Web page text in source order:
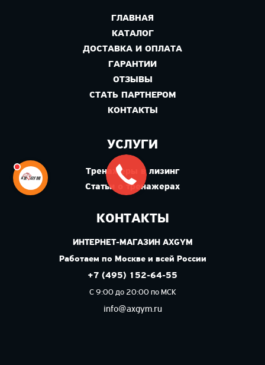
ГЛАВНАЯ
КАТАЛОГ
ДОСТАВКА И ОПЛАТА
ГАРАНТИИ
ОТЗЫВЫ
СТАТЬ ПАРТНЕРОМ
КОНТАКТЫ
УСЛУГИ
Тренажеры в лизинг
Статьи о тренажерах
КОНТАКТЫ
ИНТЕРНЕТ-МАГАЗИН AXGYM
Работаем по Москве и всей России
+7 (495) 152-64-55
С 9:00 до 20:00 по МСК
info@axgym.ru